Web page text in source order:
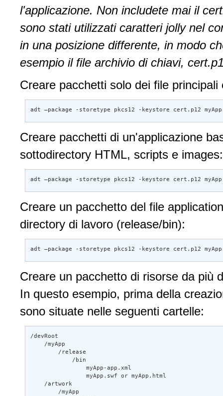
l'applicazione. Non includete mai il
sono stati utilizzati caratteri jolly nel
in una posizione differente, in modo
esempio il file archivio di chiavi,
Creare pacchetti solo dei file
adt –package -storetype pkcs12 -keystore cert.p12
Creare pacchetti di un'applicazione
sottodirectory HTML, scripts e images:
adt –package -storetype pkcs12 -keystore cert.p12
Creare un pacchetto del file
directory di lavoro (release/bin):
adt –package -storetype pkcs12 -keystore cert.p12
Creare un pacchetto di risorse da più
In questo esempio, prima della
sono situate nelle seguenti cartelle:
/devRoot
    /myApp
        /release
            /bin
                myApp-app.xml
                myApp.swf or myApp.html
    /artwork
        /myApp